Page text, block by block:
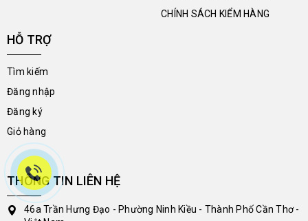
CHÍNH SÁCH KIỂM HÀNG
HỖ TRỢ
Tìm kiếm
Đăng nhập
Đăng ký
Giỏ hàng
THÔNG TIN LIÊN HỆ
46a Trần Hưng Đạo - Phường Ninh Kiều - Thành Phố Cần Thơ -